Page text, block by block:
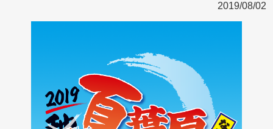
2019/08/02